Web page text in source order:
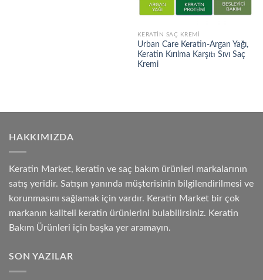
KERATIN SAÇ KREMI
Urban Care Keratin-Argan Yağı,
Keratin Kırılma Karşıtı Sıvı Saç
Kremi
HAKKIMIZDA
Keratin Market, keratin ve saç bakım ürünleri markalarının
satış yeridir. Satışın yanında müşterisinin bilgilendirilmesi ve
korunmasını sağlamak için vardır. Keratin Market bir çok
markanın kaliteli keratin ürünlerini bulabilirsiniz. Keratin
Bakım Ürünleri için başka yer aramayın.
SON YAZILAR